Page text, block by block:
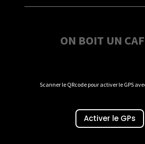
ON BOIT UN
Scanner le QRcode pour activer le GPS
Activer le GPs